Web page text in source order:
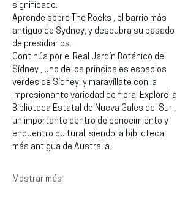
significado.
Aprende sobre The Rocks , el barrio más
antiguo de Sydney, y descubra su pasado
de presidiarios.
Continúa por el Real Jardín Botánico de
Sídney , uno de los principales espacios
verdes de Sídney, y maravíllate con la
impresionante variedad de flora. Explore la
Biblioteca Estatal de Nueva Gales del Sur ,
un importante centro de conocimiento y
encuentro cultural, siendo la biblioteca
más antigua de Australia.
Mostrar más